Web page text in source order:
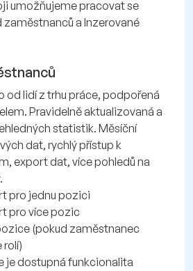
umožňujeme pracovat se
a Inzerované
od lidí z trhu práce, podpořená
Pravidelně aktualizovaná a
statistik. Měsíční
dat, rychlý přístup k
export dat, více pohledů na
pro jednu pozici
pro více pozic
(pokud zaměstnanec
rolí)
je dostupná funkcionalita